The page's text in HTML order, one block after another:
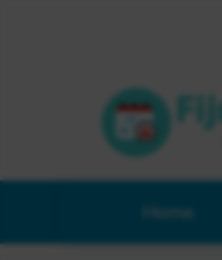
Home